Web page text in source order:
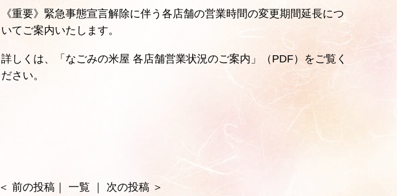
《重要》緊急事態宣言解除に伴う各店舗の営業時間の変更期間延長につ
いてご案内いたします。
詳しくは、 「なごみの米屋 各店舗営業状況のご案内」（PDF）
をご覧く
ださい。
＜ 前の投稿｜ 一覧 次の投稿＞